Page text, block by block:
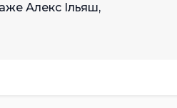
Алекс Ільяш,